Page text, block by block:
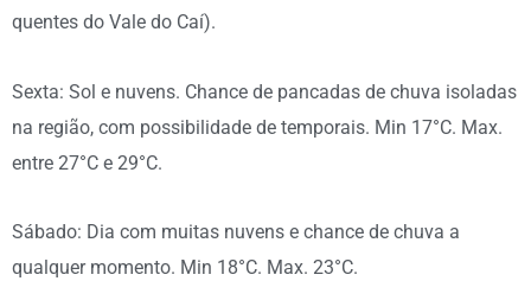
quentes do Vale do Caí).
Sexta: Sol e nuvens. Chance de pancadas de chuva isoladas
na região, com possibilidade de temporais. Min 17°C. Max.
entre 27°C e 29°C.
Sábado: Dia com muitas nuvens e chance de chuva a
qualquer momento. Min 18°C. Max. 23°C.